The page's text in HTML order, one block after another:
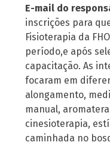
E-mail do
inscrições para
Fisioterapia da
período,e após
capacitação. As
focaram em
alongamento,
manual,
cinesioterapia,
caminhada no